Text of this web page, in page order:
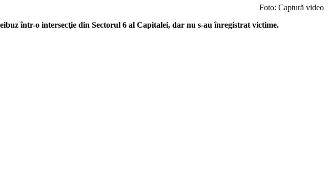
Foto: Captură video
într-o intersecţie din Sectorul 6 al Capitalei, dar nu s-au înregistrat victime.